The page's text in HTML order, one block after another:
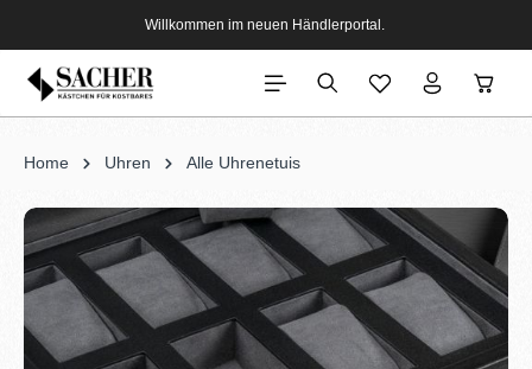
Willkommen im neuen Händlerportal.
Home Uhren Alle Uhrenetuis